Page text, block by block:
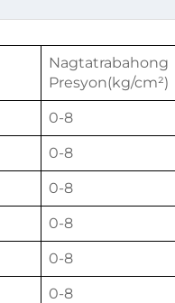
Nagtatrabahong
Presyon(kg/cm²)
0-8
0-8
0-8
0-8
0-8
0-8